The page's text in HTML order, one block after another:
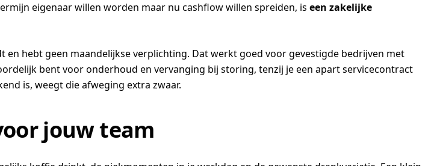
eigenaar willen worden maar nu cashflow willen spreiden, is een zakelijke
hebt geen maandelijkse verplichting. Dat werkt goed voor gevestigde bedrijven met
bent voor onderhoud en vervanging bij storing, tenzij je een apart servicecontract
is, weegt die afweging extra zwaar.
jouw team